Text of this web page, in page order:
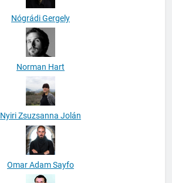
Nógrádi Gergely
Norman Hart
Nyiri Zsuzsanna Jolán
Omar Adam Sayfo